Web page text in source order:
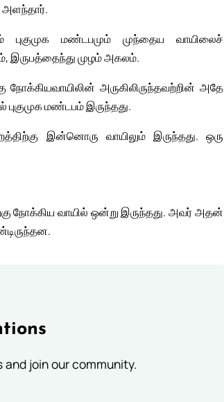
மண்டபமும் முந்தைய வாயிலைச்
இருபத்தைந்து முழம் அகலம்.
அருகிலிருந்தவற்றின் அதே
மண்டபம் இருந்தது.
இன்னொரு வாயிலும் இருந்தது. ஒரு
நோக்கிய வாயில் ஒன்று இருந்தது. அவர் அதன்
join our community.